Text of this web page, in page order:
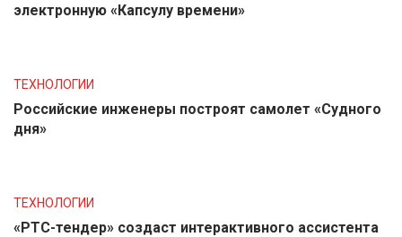
электронную «Капсулу времени»
ТЕХНОЛОГИИ
Российские инженеры построят самолет «Судного
дня»
ТЕХНОЛОГИИ
«РТС-тендер» создаст интерактивного ассистента